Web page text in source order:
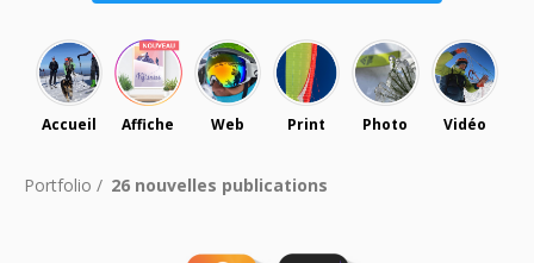
Accueil Affiche Web Print Photo Vidéo
Portfolio / 26 nouvelles publications